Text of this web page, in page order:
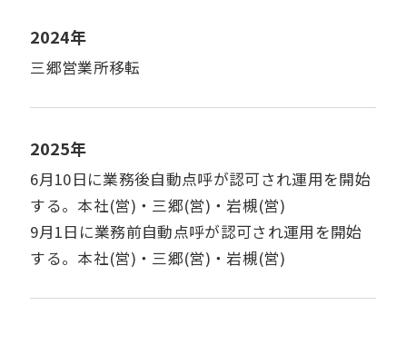
2024年
三郷営業所移転
2025年
6月10日に業務後自動点呼が認可され運用を開始
する。本社(営)・三郷(営)・岩槻(営)
9月1日に業務前自動点呼が認可され運用を開始
する。本社(営)・三郷(営)・岩槻(営)